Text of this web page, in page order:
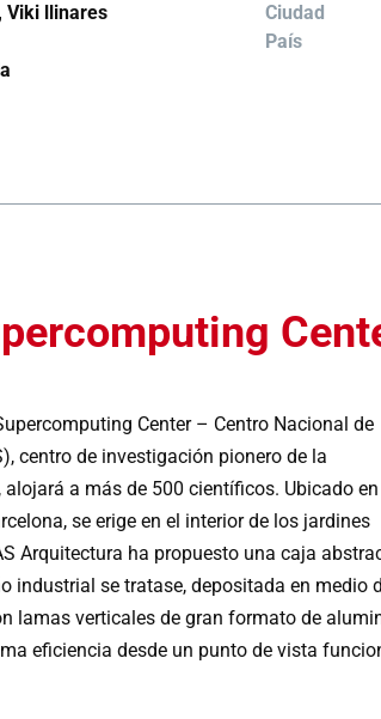
Viki llinares
Ciudad
País
Center – Centro Nacional de
centro de investigación pionero de la
a más de 500 científicos. Ubicado en
se erige en el interior de los jardines
Arquitectura ha propuesto una caja
industrial se tratase, depositada en medio
lamas verticales de gran formato de
eficiencia desde un punto de vista